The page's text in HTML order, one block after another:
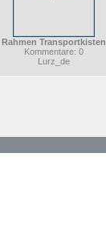
Rahmen Transportkisten
Kommentare: 0
Lurz_de